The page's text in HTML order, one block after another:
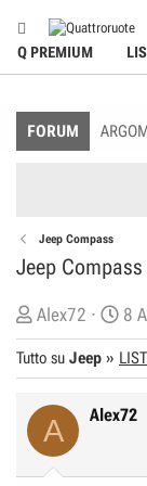
Q PREMIUM
FORUM
Jeep Compass
Jeep Compass
C
r
e
t
o
Alex72
D
a
t
d
8
Tutto su Jeep »
A Alex72